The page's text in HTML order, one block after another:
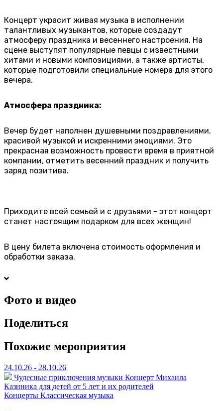
Концерт украсит живая музыка в исполнении
талантливых музыкантов, которые создадут
атмосферу праздника и весеннего настроения. На
сцене выступят популярные певцы с известными
хитами и новыми композициями, а также артисты,
которые подготовили специальные номера для этого
вечера.
Атмосфера праздника:
Вечер будет наполнен душевными поздравлениями,
красивой музыкой и искренними эмоциями. Это
прекрасная возможность провести время в приятной
компании, отметить весенний праздник и получить
заряд позитива.
Приходите всей семьей и с друзьями - этот концерт
станет настоящим подарком для всех женщин!
В цену билета включена стоимость оформления и
обработки заказа.
Фото и видео
Поделиться
Похожие мероприятия
24.10.26 - 28.10.26
Чудесные приключения музыки Концерт Михаила
Казиника для детей от 5 лет и их родителей
Концерты Классическая музыка